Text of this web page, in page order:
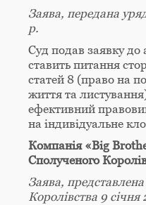
Заява, передана
р.
Суд подав заявку до
ставить питання
статей 8 (право на
життя та
ефективний
на індивідуальне
Компанія «Big
Сполученого
Заява,
Королівства 9 січня